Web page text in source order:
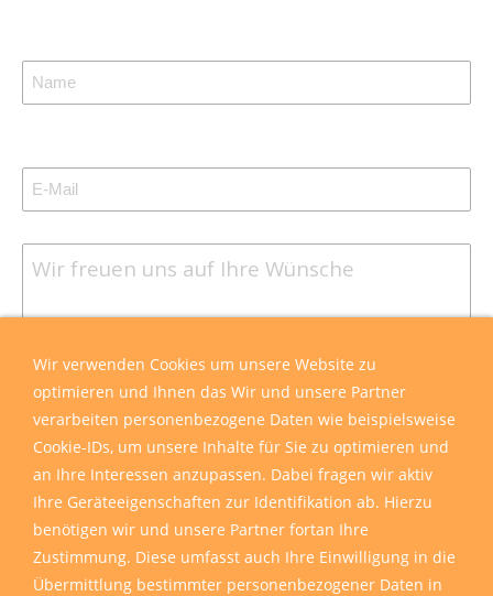
Wir verwenden Cookies um unsere Website zu
optimieren und Ihnen das Wir und unsere Partner
verarbeiten personenbezogene Daten wie beispielsweise
Cookie-IDs, um unsere Inhalte für Sie zu optimieren und
an Ihre Interessen anzupassen. Dabei fragen wir aktiv
Ihre Geräteeigenschaften zur Identifikation ab. Hierzu
benötigen wir und unsere Partner fortan Ihre
Zustimmung. Diese umfasst auch Ihre Einwilligung in die
Übermittlung bestimmter personenbezogener Daten in